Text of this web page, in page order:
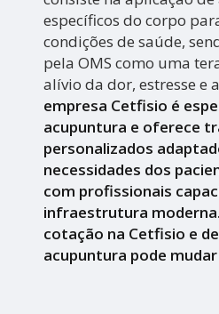
específicos do corpo
condições de saúde,
pela OMS como uma
alívio da dor, estresse e
empresa Cetfisio é
acupuntura e oferece
personalizados
necessidades dos
com profissionais
infraestrutura
cotação na Cetfisio e
acupuntura pode mudar